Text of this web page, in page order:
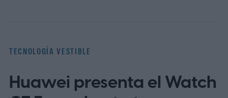
encontrado referencias a un dispositivo
"Galaxy Aero", identificado internamente
TECNOLOGÍA VESTIBLE
Huawei presenta el Watch